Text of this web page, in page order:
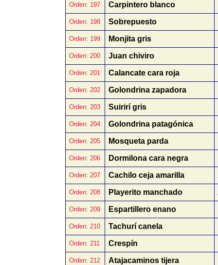
Orden: 197 Carpintero blanco
Orden: 198 Sobrepuesto
Orden: 199 Monjita gris
Orden: 200 Juan chiviro
Orden: 201 Calancate cara roja
Orden: 202 Golondrina zapadora
Orden: 203 Suirirí gris
Orden: 204 Golondrina patagónica
Orden: 205 Mosqueta parda
Orden: 206 Dormilona cara negra
Orden: 207 Cachilo ceja amarilla
Orden: 208 Playerito manchado
Orden: 209 Espartillero enano
Orden: 210 Tachurí canela
Orden: 211 Crespín
Orden: 212 Atajacaminos tijera